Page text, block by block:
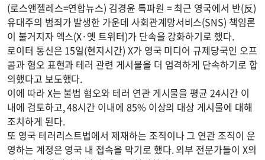
(로스앤젤레스=연합뉴스) 김경윤 특파원 = 최근 영국에서 반(反)
유대주의 범죄가 발생한 가운데 사회관계망서비스(SNS) 책임론
이 불거지자 엑스(X·옛 트위터)가 단속을 강화하기로 했다.
로이터 통신은 15일(현지시간) X가 영국 미디어 규제당국인 오프
콤과 혐오 표현과 테러 관련 게시물을 더 엄격하게 단속하기로 합
의했다고 보도했다.
이에 따라 X는 불법 혐오와 테러 연관 게시물을 평균 24시간 이
내에 검토하고, 48시간 이내에 85% 이상의 대상 게시물에 대해
조치하게 된다.
또 영국 테러리스트법에서 제재하는 조직이나 그 연관 조직이 운
영하는 계정은 영국 내 접속을 막기로 했다. 외부 전문가들이 X의